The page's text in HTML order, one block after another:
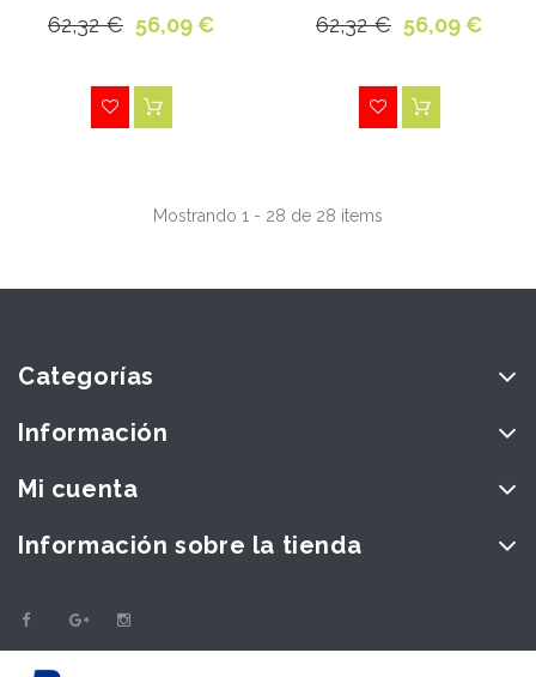
62,32 € 56,09 € 62,32 € 56,09 €
Mostrando 1 - 28 de 28 items
Categorías
Información
Mi cuenta
Información sobre la tienda